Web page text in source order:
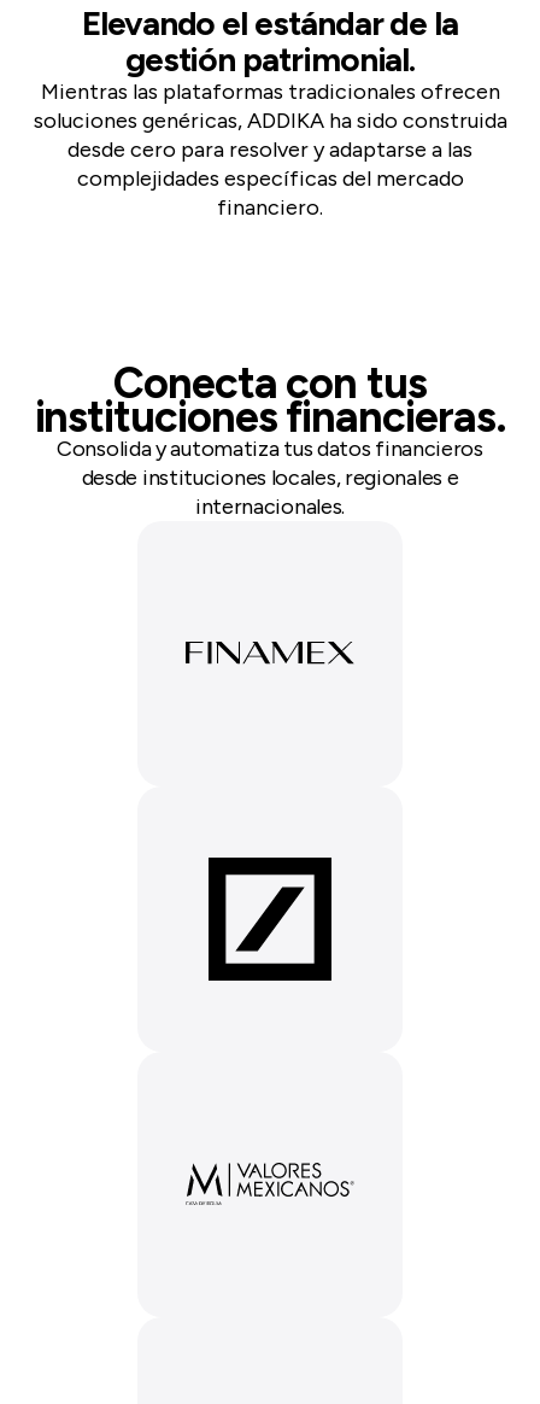
Elevando el estándar de la
gestión patrimonial.
Mientras las plataformas tradicionales ofrecen
soluciones genéricas, ADDIKA ha sido construida
desde cero para resolver y adaptarse a las
complejidades específicas del mercado
financiero.
Conecta con tus
instituciones financieras.
Consolida y automatiza tus datos financieros
desde instituciones locales, regionales e
internacionales.